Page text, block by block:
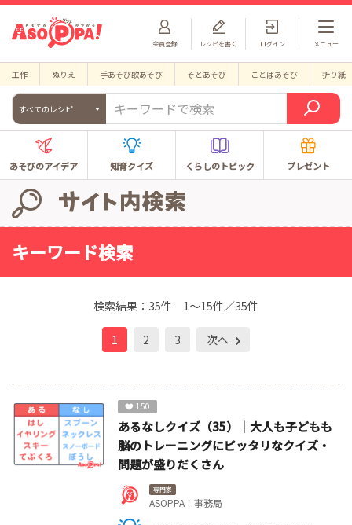
会員登録 ログイン
レシピを書く メニュー
工作 ぬりえ 手あそび歌あそび そとあそび ことばあそび 折り紙
すべてのレシピ
あそびのアイデア 知育クイズ くらしのトピック プレゼント
キーワード検索
検索結果： 35件 1～15件／35件
1 2 3 次へ
150
あるなしクイズ（35）｜大人も子どもも
脳のトレーニングにピッタリなクイズ・
問題が盛りだくさん
専門家
ASOPPA！事務局